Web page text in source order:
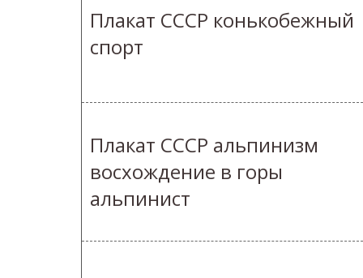
Плакат СССР конькобежный
спорт
Плакат СССР альпинизм
восхождение в горы
альпинист